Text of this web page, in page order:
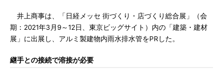
井上商事は、「日経メッセ 街づくり・店づくり総合展」（会
期：2021年3月9～12日、東京ビッグサイト）内の「建築・建材
展」に出展し、アルミ製建物内雨水排水管をPRした。
継手との接続で溶接が必要